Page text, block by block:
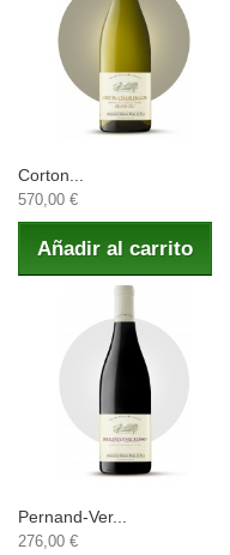
Corton...
570,00 €
Añadir al carrito
Pernand-Ver...
276,00 €